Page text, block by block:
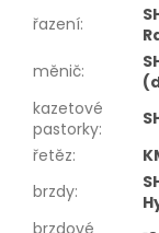
řazení:
měnič:
kazetové
pastorky:
řetěz:
brzdy:
brzdové